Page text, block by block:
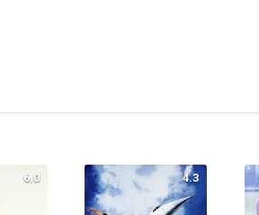
6.0 4.3